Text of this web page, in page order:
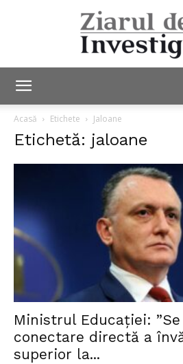
Acasă Etichete Jaloane
Etichetă: jaloane
Ministrul Educației:
conectare directă a
superior la...